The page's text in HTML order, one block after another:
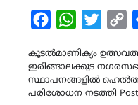
FacebookWhatsApp
കൂടൽമാണിക്യം
ഇരിങ്ങാലക്കുട നഗരസഭ
സ്ഥാപനങ്ങളിൽ
പരിശോധന നടത്തി Post